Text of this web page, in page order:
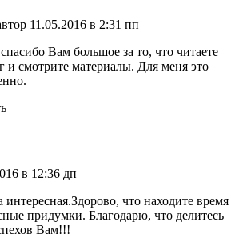
11.05.2016 в 2:31 пп
Вам большое за то, что читаете
и смотрите материалы. Для меня это
в 12:36 дп
интересная.Здорово, что находите время
придумки. Благодарю, что делитесь
Вам!!!